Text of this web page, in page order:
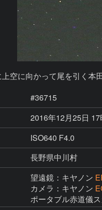
空に向かって尾を引く本
#36715
2016年12月25日
ISO640 F4.0
長野県中川村
望遠鏡：キヤノン
カメラ：キヤノン
ポータブル赤道儀